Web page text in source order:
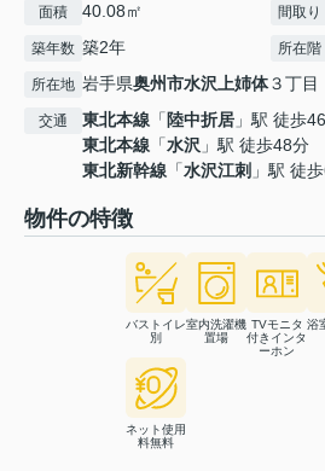
面積 40.08㎡ 間取り
築年数 築2年 所在階
所在地 岩手県奥州市水沢上姉体３丁目
交通 東北本線 「 陸中折居 」駅 徒歩
東北本線 「水沢 」駅 徒歩48分
東北新幹線 「水沢江刺 」駅 徒
物件の特徴
バストイレ
別
室内洗濯機
置場
TVモニタ
付きインタ
ーホン
浴
ネット使用
料無料